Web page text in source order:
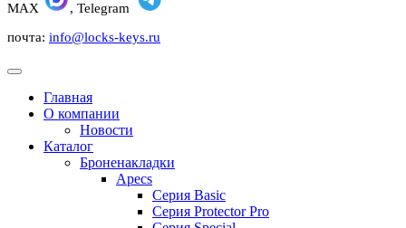
MAX
, Telegram
почта: info@locks-keys.ru
Главная
О компании
Новости
Каталог
Броненакладки
Apecs
Серия Basic
Серия Protector Pro